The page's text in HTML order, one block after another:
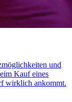
und
Kauf eines
wirklich ankommt.